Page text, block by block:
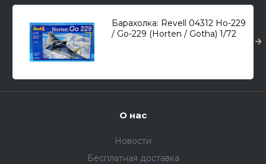
Барахолка: Revell 04312 Ho-229
/ Go-229 (Horten / Gotha) 1/72
О нас
Новости
Бесплатная доставка